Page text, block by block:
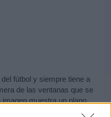
fútbol y siempre tiene a
de las ventanas que se
muestra un plano